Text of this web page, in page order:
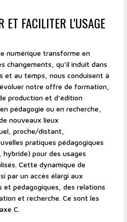
ET FACILITER L'USAGE
numérique transforme en
changements, qu’il induit dans
et au temps, nous conduisent à
notre offre de formation,
production et d’édition
pédagogie ou en recherche,
nouveaux lieux
proche/distant,
pratiques pédagogiques
pour des usages
Cette dynamique de
par un accès élargi aux
et pédagogiques, des relations
et recherche. Ce sont les
C.